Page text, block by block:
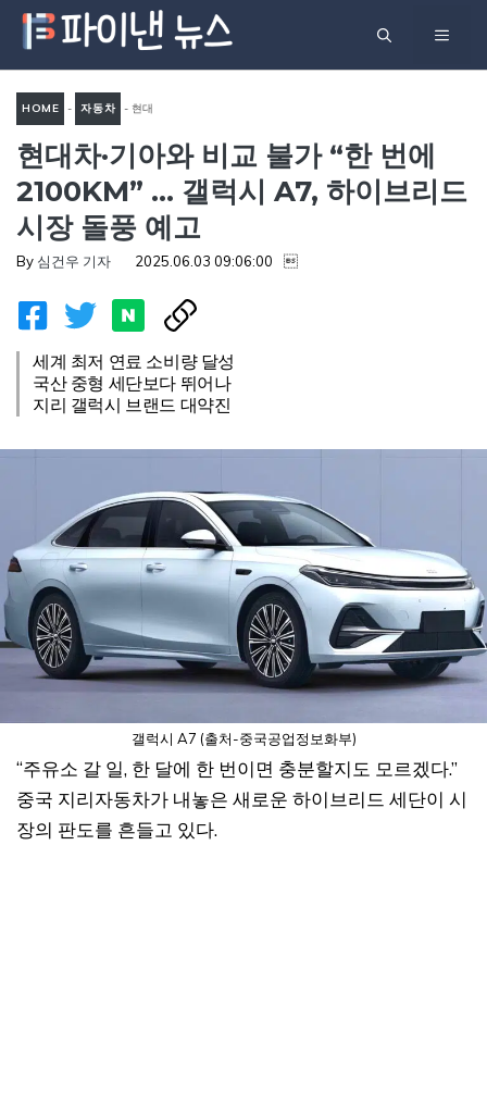
츠
메
HOME - 자동차 - 현대
차·기아와 비교 불가 “한 번에
2100km” … 갤럭시 A7, 하이
브리드 시장 돌풍 예고
현대차·기아와 비교 불가 “한 번에
2100KM” … 갤럭시 A7, 하이브리드
시장 돌풍 예고
By 심건우 기자 2025.06.03 09:06:00 
세계 최저 연료 소비량 달성
국산 중형 세단보다 뛰어나
지리 갤럭시 브랜드 대약진
갤럭시 A7 (출처-중국공업정보화부)
“주유소 갈 일, 한 달에 한 번이면 충분할지도 모르겠다.”
중국 지리자동차가 내놓은 새로운 하이브리드 세단이 시
장의 판도를 흔들고 있다.